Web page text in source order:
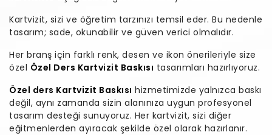
Kartvizit, sizi ve öğretim tarzınızı temsil eder. Bu nedenle
tasarım; sade, okunabilir ve güven verici olmalıdır.
Her branş için farklı renk, desen ve ikon önerileriyle size
özel Özel Ders Kartvizit Baskısı tasarımları hazırlıyoruz.
Özel ders Kartvizit Baskısı hizmetimizde yalnızca baskı
değil, aynı zamanda sizin alanınıza uygun profesyonel
tasarım desteği sunuyoruz. Her kartvizit, sizi diğer
eğitmenlerden ayıracak şekilde özel olarak hazırlanır.